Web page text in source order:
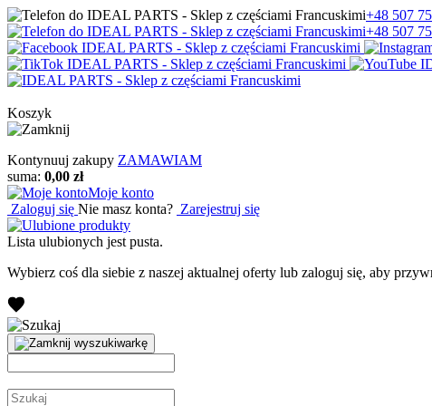
+48 507
+48 507
Koszyk
Kontynuuj zakupy ZAMAWIAM
suma: 0,00 zł
Moje konto
Zaloguj się Nie masz konta? Zarejestruj się
Lista ulubionych jest pusta.
Wybierz coś dla siebie z naszej aktualnej oferty lub zaloguj się, aby